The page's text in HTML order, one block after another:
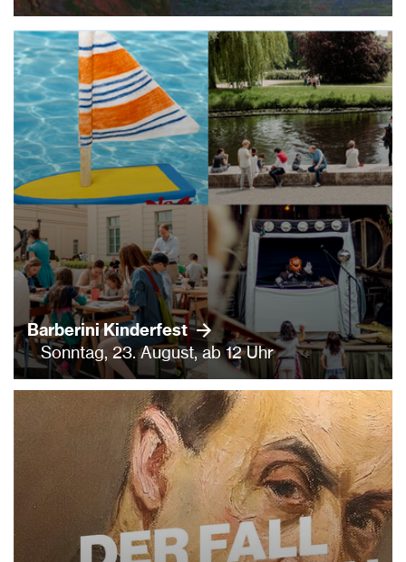
Barberini Kinderfest
Sonntag, 23. August, ab 12 Uhr